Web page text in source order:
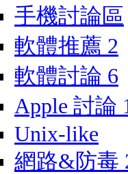
手機討論區
軟體推薦 2
軟體討論 6
Apple 討論
Unix-like
網路&防毒